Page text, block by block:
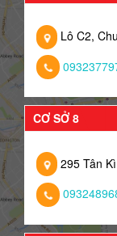
Lô C2,
CƠ SỞ 8
295 Tân